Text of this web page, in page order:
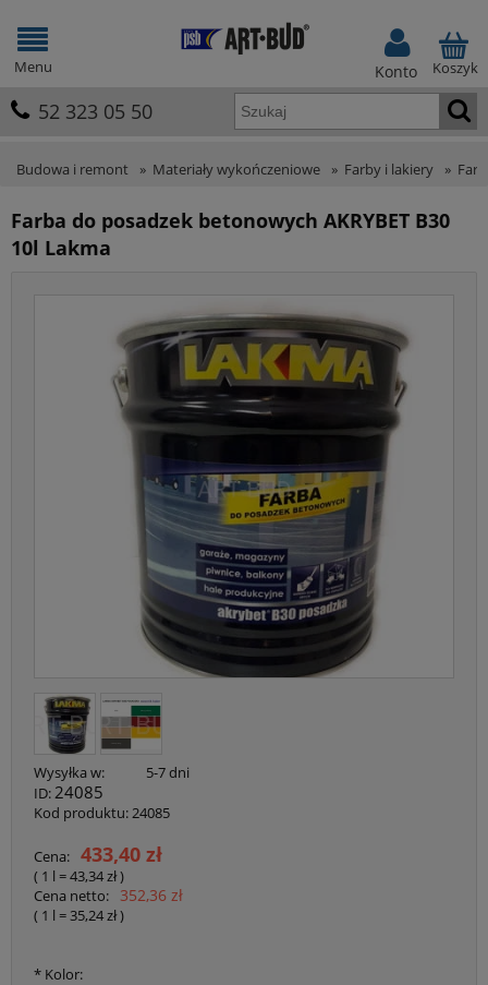
Koszyk
Konto
52 323 05 50
Menu
Budowa i remont » Materiały wykończeniowe » Farby i lakiery »
Farba do posadzek betonowych AKRYBET B30
10l Lakma
Wysyłka w:
5-7 dni
ID: 24085
Kod produktu:24085
Cena: 433,40 zł
( 1 l =43,34 zł)
Cena netto:
352,36 zł
( 1 l =35,24 zł)
* Kolor: